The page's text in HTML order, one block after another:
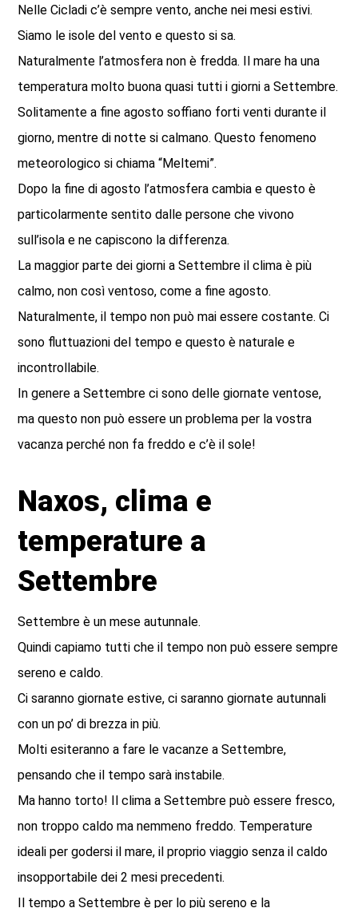
Nelle Cicladi c’è sempre vento, anche nei mesi estivi.
Siamo le isole del vento e questo si sa.
Naturalmente l’atmosfera non è fredda. Il mare ha una
temperatura molto buona quasi tutti i giorni a Settembre.
Solitamente a fine agosto soffiano forti venti durante il
giorno, mentre di notte si calmano. Questo fenomeno
meteorologico si chiama “Meltemi”.
Dopo la fine di agosto l’atmosfera cambia e questo è
particolarmente sentito dalle persone che vivono
sull’isola e ne capiscono la differenza.
La maggior parte dei giorni a Settembre il clima è più
calmo, non così ventoso, come a fine agosto.
Naturalmente, il tempo non può mai essere costante. Ci
sono fluttuazioni del tempo e questo è naturale e
incontrollabile.
In genere a Settembre ci sono delle giornate ventose,
ma questo non può essere un problema per la vostra
vacanza perché non fa freddo e c’è il sole!
Naxos, clima e
temperature a
Settembre
Settembre è un mese autunnale.
Quindi capiamo tutti che il tempo non può essere sempre
sereno e caldo.
Ci saranno giornate estive, ci saranno giornate autunnali
con un po’ di brezza in più.
Molti esiteranno a fare le vacanze a Settembre,
pensando che il tempo sarà instabile.
Ma hanno torto! Il clima a Settembre può essere fresco,
non troppo caldo ma nemmeno freddo. Temperature
ideali per godersi il mare, il proprio viaggio senza il caldo
insopportabile dei 2 mesi precedenti.
Il tempo a Settembre è per lo più sereno e la